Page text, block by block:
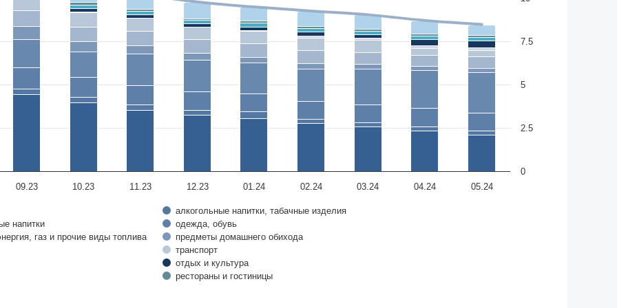
алкогольные напитки, табачные изделия
напитки
одежда, обувь
газ и прочие виды топлива
предметы домашнего обихода
транспорт
отдых и культура
рестораны и гостиницы
09.23 10.23 11.23 12.23 01.24 02.24 03.24 04.24 05.24
0
2.5
5
7.5